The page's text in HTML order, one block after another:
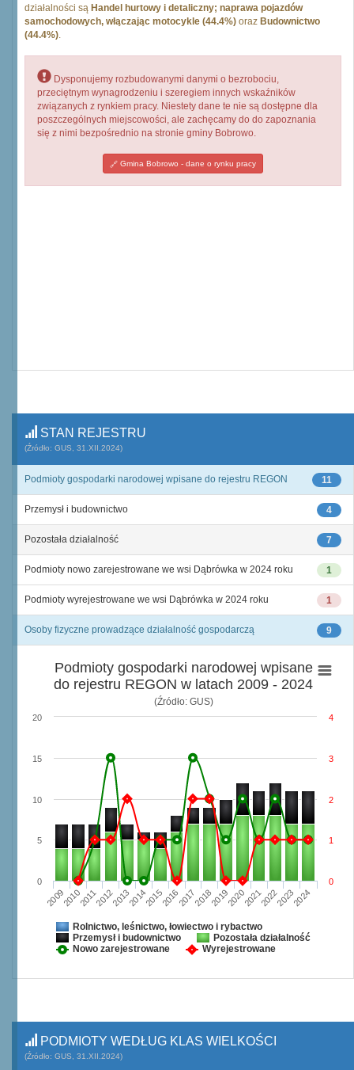
działalności są Handel hurtowy i detaliczny; naprawa pojazdów
samochodowych, włączając motocykle (44.4%) oraz Budownictwo
(44.4%).
Dysponujemy rozbudowanymi danymi o bezrobociu,
przeciętnym wynagrodzeniu i szeregiem innych wskaźników
związanych z rynkiem pracy. Niestety dane te nie są dostępne dla
poszczególnych miejscowości, ale zachęcamy do do zapoznania
się z nimi bezpośrednio na stronie gminy Bobrowo.
Gmina Bobrowo - dane o rynku pracy
STAN REJESTRU
(Źródło: GUS, 31.XII.2024)
11
Podmioty gospodarki narodowej wpisane do rejestru REGON
4
Przemysł i budownictwo
7
Pozostała działalność
1
Podmioty nowo zarejestrowane we wsi Dąbrówka w 2024 roku
1
Podmioty wyrejestrowane we wsi Dąbrówka w 2024 roku
9
Osoby fizyczne prowadzące działalność gospodarczą
Podmioty gospodarki narodowej wpisane
do rejestru REGON w latach 2009 - 2024
(Źródło: GUS)
2009201020112012201320142015201620172018201920202021202220232024
0
5
10
15
20
0
1
2
3
4
Rolnictwo, leśnictwo, łowiectwo i rybactwo
Przemysł i budownictwo
Pozostała działalność
Nowo zarejestrowane
Wyrejestrowane
PODMIOTY WEDŁUG KLAS WIELKOŚCI
(Źródło: GUS, 31.XII.2024)